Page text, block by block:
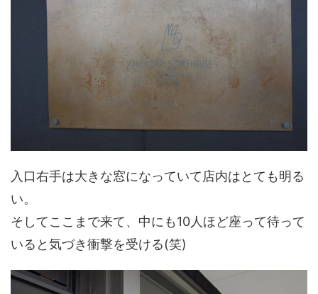
入口右手は大きな窓になっていて店内はとても明る
い。
そしてここまで来て、中にも10人ほど座って待って
いると気づき衝撃を受ける(笑)